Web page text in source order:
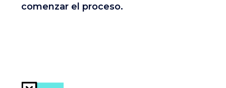
comenzar el proceso.